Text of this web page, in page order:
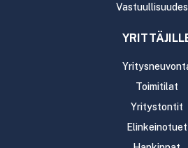
Toimitilat
Yritystontit
Elinkeinotuet